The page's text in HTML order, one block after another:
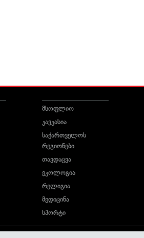
მსოფლიო
კავკასია
საქართველოს
რეგიონები
თავდაცვა
ეკოლოგია
რელიგია
მედიცინა
სპორტი